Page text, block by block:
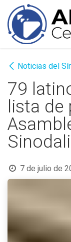
Ir al contenido
Noticias del
79
lista de
7 de julio de